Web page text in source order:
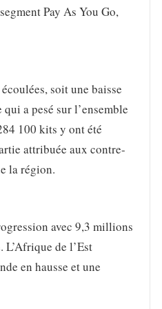
Pay As You Go,
soit une baisse
a pesé sur l’ensemble
100 kits y ont été
attribuée aux contre-
la région.
avec 9,3 millions
L’Afrique de l’Est
en hausse et une